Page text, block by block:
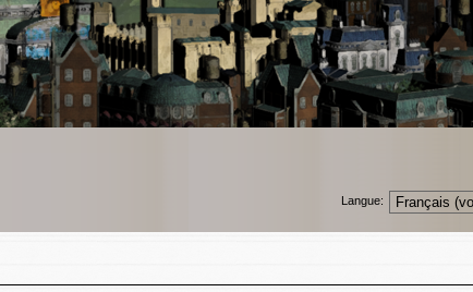
Langue: